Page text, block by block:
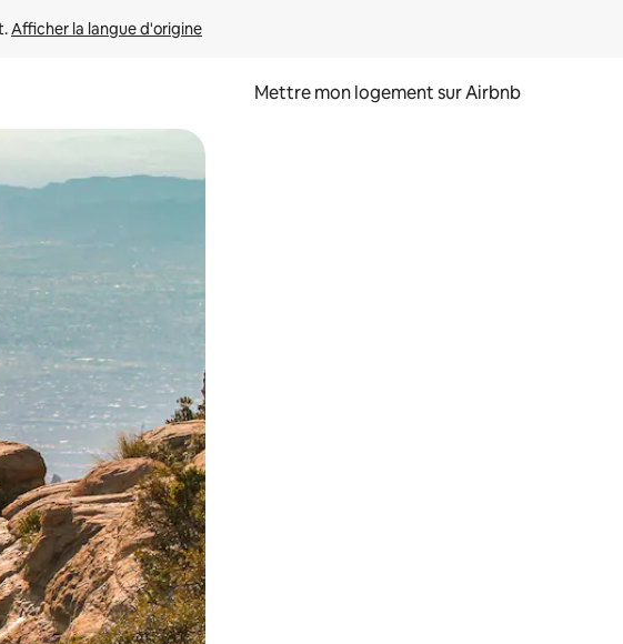
Afficher la langue d'origine
Mettre mon logement sur Airbnb
et en faisant glisser.